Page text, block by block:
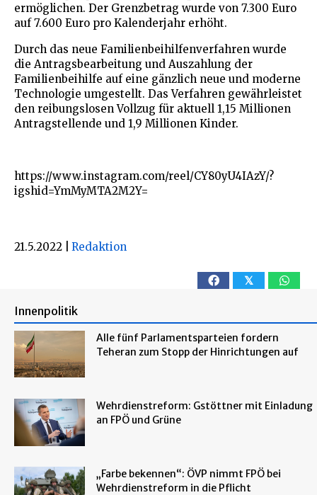
ermöglichen. Der Grenzbetrag wurde von 7.300 Euro
auf 7.600 Euro pro Kalenderjahr erhöht.
Durch das neue Familienbeihilfenverfahren wurde
die Antragsbearbeitung und Auszahlung der
Familienbeihilfe auf eine gänzlich neue und moderne
Technologie umgestellt. Das Verfahren gewährleistet
den reibungslosen Vollzug für aktuell 1,15 Millionen
Antragstellende und 1,9 Millionen Kinder.
https://www.instagram.com/reel/CY80yU4IAzY/?
igshid=YmMyMTA2M2Y=
21.5.2022 Redaktion
𝕏
Innenpolitik
Alle fünf Parlamentsparteien fordern
Teheran zum Stopp der Hinrichtungen auf
Wehrdienstreform: Gstöttner mit Einladung
an FPÖ und Grüne
„Farbe bekennen“: ÖVP nimmt FPÖ bei
Wehrdienstreform in die Pflicht